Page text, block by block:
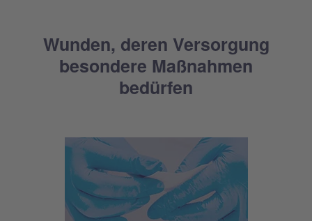
Wunden, deren Versorgung
besondere Maßnahmen
bedürfen